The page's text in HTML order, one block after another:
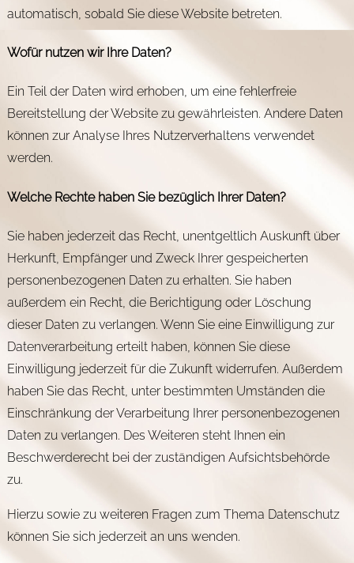
automatisch, sobald Sie diese Website betreten.
Wofür nutzen wir Ihre Daten?
Ein Teil der Daten wird erhoben, um eine fehlerfreie
Bereitstellung der Website zu gewährleisten. Andere Daten
können zur Analyse Ihres Nutzerverhaltens verwendet
werden.
Welche Rechte haben Sie bezüglich Ihrer Daten?
Sie haben jederzeit das Recht, unentgeltlich Auskunft über
Herkunft, Empfänger und Zweck Ihrer gespeicherten
personenbezogenen Daten zu erhalten. Sie haben
außerdem ein Recht, die Berichtigung oder Löschung
dieser Daten zu verlangen. Wenn Sie eine Einwilligung zur
Datenverarbeitung erteilt haben, können Sie diese
Einwilligung jederzeit für die Zukunft widerrufen. Außerdem
haben Sie das Recht, unter bestimmten Umständen die
Einschränkung der Verarbeitung Ihrer personenbezogenen
Daten zu verlangen. Des Weiteren steht Ihnen ein
Beschwerderecht bei der zuständigen Aufsichtsbehörde
zu.
Hierzu sowie zu weiteren Fragen zum Thema Datenschutz
können Sie sich jederzeit an uns wenden.